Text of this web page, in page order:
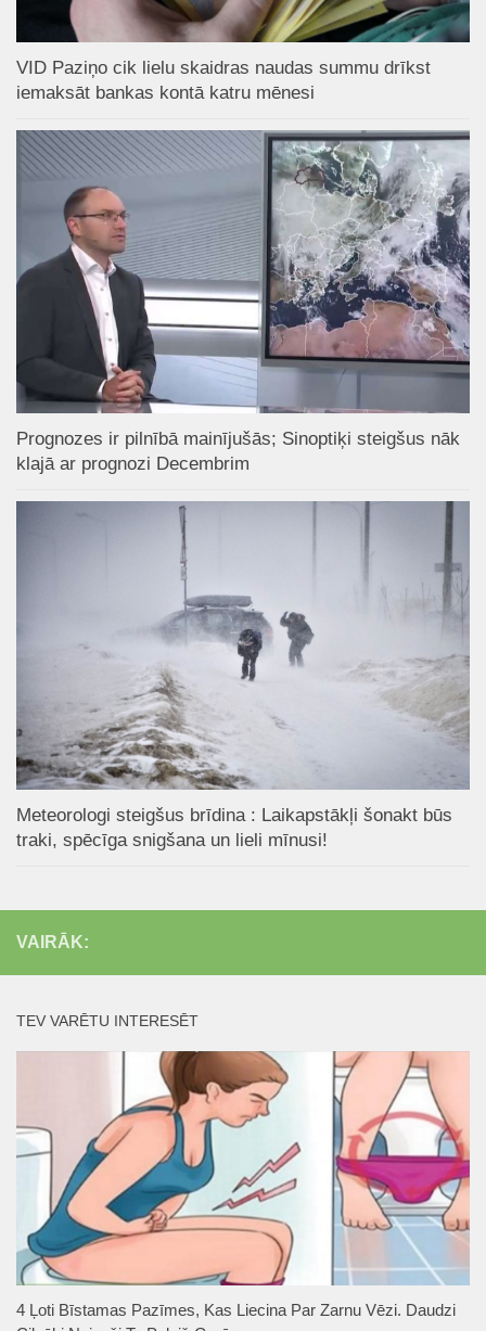
VID Paziņo cik lielu skaidras naudas summu drīkst
iemaksāt bankas kontā katru mēnesi
Prognozes ir pilnībā mainījušās; Sinoptiķi steigšus nāk
klajā ar prognozi Decembrim
Meteorologi steigšus brīdina : Laikapstākļi šonakt būs
traki, spēcīga snigšana un lieli mīnusi!
VAIRĀK:
TEV VARĒTU INTERESĒT
4 Ļoti Bīstamas Pazīmes, Kas Liecina Par Zarnu Vēzi. Daudzi